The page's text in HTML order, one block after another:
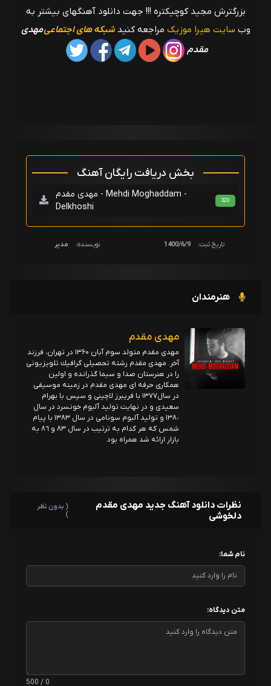
بزرگترش مجید کوچیکتره !!! جهت دانلود آهنگهای بیشتر به
وب سایت هیرا موزیک مراجعه کنیدشبکه های اجتماعیمهدی
مقدم
بخش دریافت رایگان آهنگ
مهدی مقدم - Mehdi Moghaddam -
Delkhoshi
320
تاریخ ثبت: 1400/6/9 نویسنده: مدیر
هنرمندان
مهدی مقدم
مهدى مقدم متولد سوم آبان ۱۳۶۰ در تهران، فرزند
آخر. مهدى مقدم رشته تحصيلى گرافيك تلویزيونى
را در هنرستان صدا و سيما گذرانده و اولين
همكارى حرفه اى مهدی مقدم در زمينه موسيقى
در سال١٣٧٧ با فریبرز لاچینی و سپس با بهرام
سعيدى و در نهايت توليد آلبوم خونسرد در سال
١٣٨٠ و توليد آلبوم سونامى در سال ١٣٨٣ با پيام
شمس كه هر كدام به ترتيب در سال ٨٣ و ٨٦ به
بازار ارائه شد همراه بود
نظرات دانلود آهنگ جدید مهدی مقدم
دلخوشی
( بدون نظر
)
نام شما:
متن دیدگاه:
0 / 500